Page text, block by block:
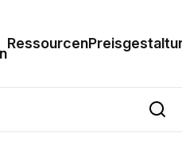
Ressourcen